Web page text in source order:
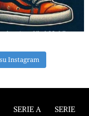
Instagram
SERIE A
SERIE